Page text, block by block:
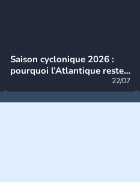
Saison cyclonique 2026 :
pourquoi l’Atlantique reste
22/07